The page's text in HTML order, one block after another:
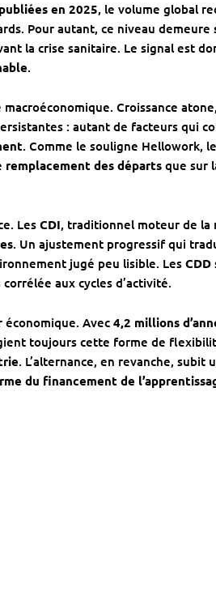
en 2025, le volume global
Pour autant, ce niveau demeure
la crise sanitaire. Le signal est
.
Croissance atone,
: autant de facteurs qui
. Comme le souligne Hellowork,
remplacement des départs que sur
Les CDI, traditionnel moteur de la
. Un ajustement progressif qui
jugé peu lisible. Les CDD
aux cycles d’activité.
économique. Avec4,2 millions
toujours cette forme de
. L’alternance, en revanche, subit
du financement de